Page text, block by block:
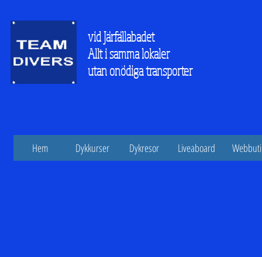
vid Järfällabadet
Allt i samma lokaler
utan onödiga transporter
Hem Dykkurser Dykresor Liveaboard